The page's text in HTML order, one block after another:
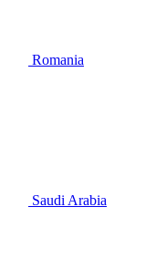
Romania
Saudi Arabia